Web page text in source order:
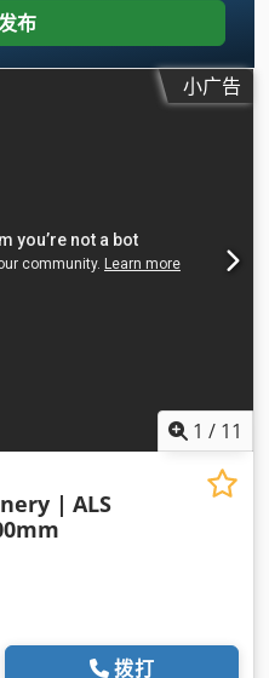
所有电气和电子元件均由西门
的运行可靠性和全球服务可用
合国际标准。 应用领域 • 电缆
• 有色金属： 铝型材、挤压
电排和工业金属边角料。 •
炼的一般金属清洁和准备。
液压稳定性和精密剪切 • 刀
作友好的设计（脚踏板操作）
续的工业回收环境而建 需要
布
小广告
1 / 11
| ALS
拨打